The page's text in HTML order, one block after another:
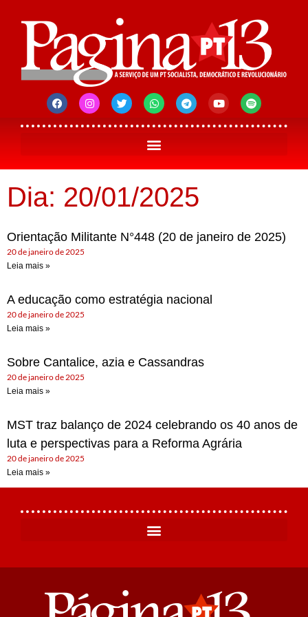
Dia: 20/01/2025
Orientação Militante N°448 (20 de janeiro de 2025)
20 de janeiro de 2025
Leia mais »
A educação como estratégia nacional
20 de janeiro de 2025
Leia mais »
Sobre Cantalice, azia e Cassandras
20 de janeiro de 2025
Leia mais »
MST traz balanço de 2024 celebrando os 40 anos de
luta e perspectivas para a Reforma Agrária
20 de janeiro de 2025
Leia mais »